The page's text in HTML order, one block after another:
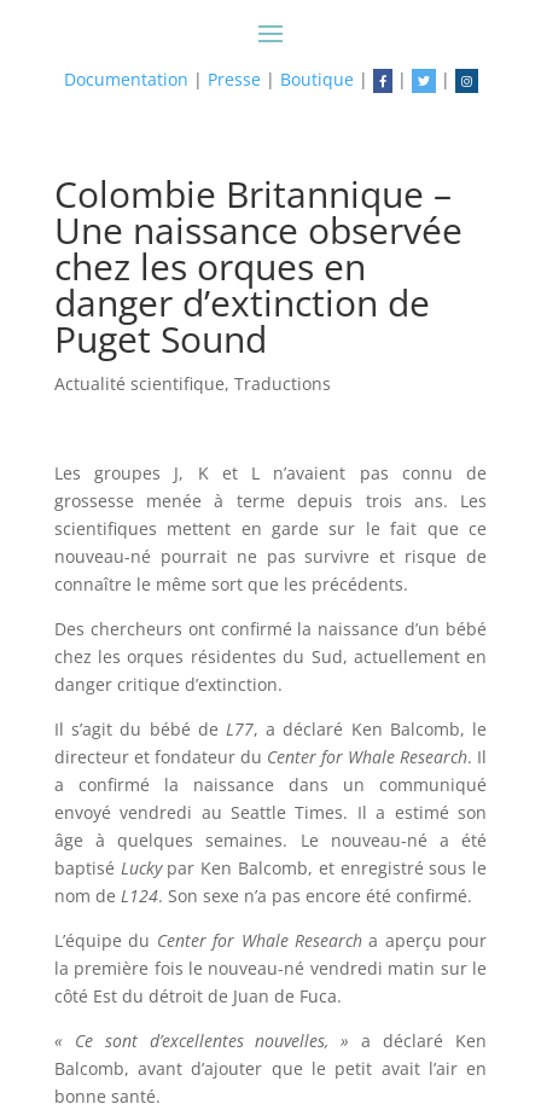
Documentation | Presse| Boutique| | |
Colombie Britannique –
Une naissance observée
chez les orques en
danger d’extinction de
Puget Sound
Actualité scientifique, Traductions
Les groupes J, K et L n’avaient pas connu de
grossesse menée à terme depuis trois ans. Les
scientifiques mettent en garde sur le fait que ce
nouveau-né pourrait ne pas survivre et risque de
connaître le même sort que les précédents.
Des chercheurs ont confirmé la naissance d’un bébé
chez les orques résidentes du Sud, actuellement en
danger critique d’extinction.
Il s’agit du bébé de L77, a déclaré Ken Balcomb, le
directeur et fondateur du Center for Whale Research. Il
a confirmé la naissance dans un communiqué
envoyé vendredi au Seattle Times. Il a estimé son
âge à quelques semaines. Le nouveau-né a été
baptisé Luckypar Ken Balcomb, et enregistré sous le
nom de L124. Son sexe n’a pas encore été confirmé.
L’équipe du Center for Whale Researcha aperçu pour
la première fois le nouveau-né vendredi matin sur le
côté Est du détroit de Juan de Fuca.
« Ce sont d’excellentes nouvelles, » a déclaré Ken
Balcomb, avant d’ajouter que le petit avait l’air en
bonne santé.